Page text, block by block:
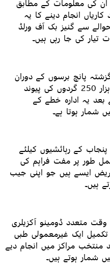
ان کی معلومات کے مطابق
میں جگر کی 10 پیوند کاریاں انجام دینے کا یہ
سے گنیز بک آف ورلڈ
تیار کی جا رہی ہیں۔
پانچ برسوں کے دوران
تقریباً ایک ہزار 170 جگر اور ایک ہزار 250 گردوں کی پیوند
یہ ادارہ خطے کے
شمار ہوتا ہے۔
کے رہائشیوں کیلئے
طور پر مفت فراہم کی
صرف 14 فیصد مریض ایسے ہیں جو اپنی جیب
ہیں۔
متعدد ڈومینو آکزیلری
ایک غیرمعمولی طبی
منتخب مراکز میں انجام دیے
شمار ہوتے ہیں۔